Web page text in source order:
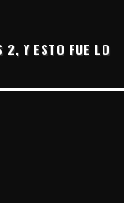
2, Y ESTO FUE LO